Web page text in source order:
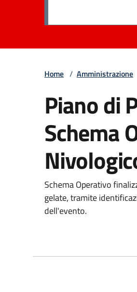
Home / Amministrazione
Piano di
Schema
Schema Operativo
gelate, tramite
dell'evento.